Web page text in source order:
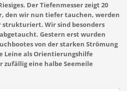
Der Tiefenmesser zeigt 20
den wir nun tiefer tauchen, werden
strukturiert. Wir sind besonders
Gestern erst wurden
von der starken Strömung
Leine als Orientierungshilfe
eine halbe Seemeile